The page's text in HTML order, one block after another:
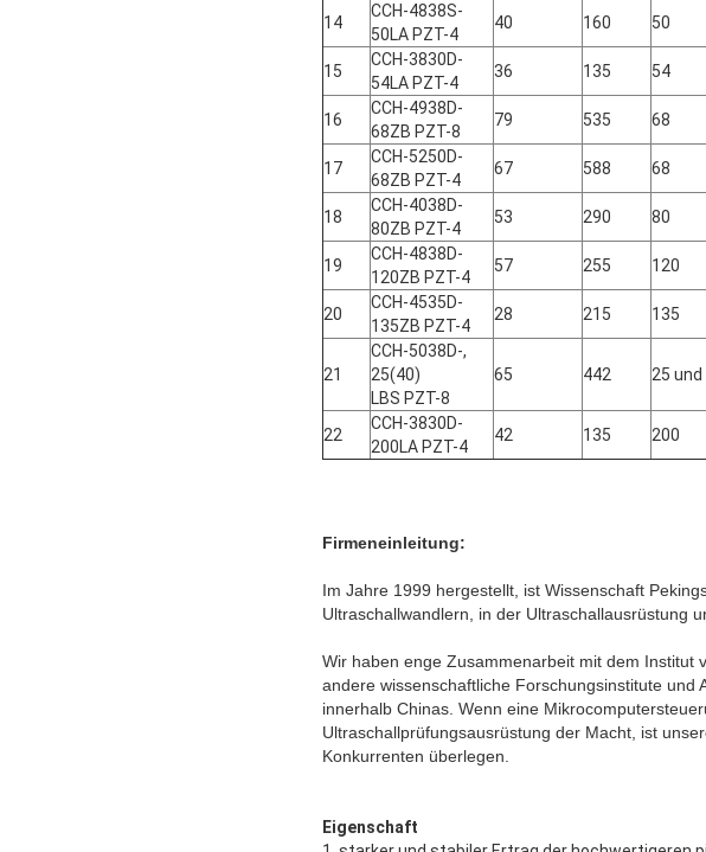
14
CCH-4838S-
50LA PZT-4
40 160 50
15
CCH-3830D-
54LA PZT-4
36 135 54
16
CCH-4938D-
68ZB PZT-8
79 535 68
17
CCH-5250D-
68ZB PZT-4
67 588 68
18
CCH-4038D-
80ZB PZT-4
53 290 80
19
CCH-4838D-
120ZB PZT-4
57 255 120
20
CCH-4535D-
135ZB PZT-4
28 215 135
21
CCH-5038D-,
25(40)
LBS PZT-8
65 442 25 und
22
CCH-3830D-
200LA PZT-4
42 135 200
Firmeneinleitung:
Im Jahre 1999 hergestellt, ist Wissenschaft
Ultraschallwandlern, in der Ultraschallausrüstung
Wir haben enge Zusammenarbeit mit dem Institut
andere wissenschaftliche Forschungsinstitute
innerhalb Chinas. Wenn eine
Ultraschallprüfungsausrüstung der Macht, ist
Konkurrenten überlegen.
Eigenschaft